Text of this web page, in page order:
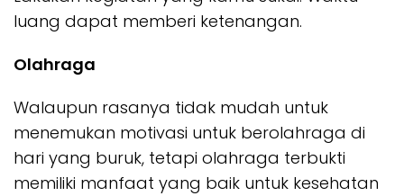
luang dapat memberi ketenangan.
Olahraga
Walaupun rasanya tidak mudah untuk
menemukan motivasi untuk berolahraga di
hari yang buruk, tetapi olahraga terbukti
memiliki manfaat yang baik untuk kesehatan